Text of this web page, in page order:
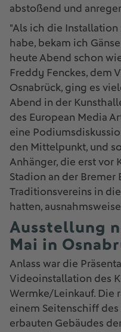
abstoßend und
"Als ich die Installation
habe, bekam ich
heute Abend schon
Freddy Fenckes, dem
Osnabrück, ging es
Abend in der
des European Media
eine
den Mittelpunkt, und
Anhänger, die erst vor
Stadion an der Bremer
Traditionsvereins in
hatten,
Ausstellung
Mai in
Anlass war die
Videoinstallation des
Wermke/Leinkauf. Die
einem Seitenschiff
erbauten Gebäudes